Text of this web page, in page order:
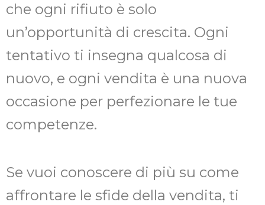
che ogni rifiuto è solo
un’opportunità di crescita. Ogni
tentativo ti insegna qualcosa di
nuovo, e ogni vendita è una nuova
occasione per perfezionare le tue
competenze.
Se vuoi conoscere di più su come
affrontare le sfide della vendita, ti